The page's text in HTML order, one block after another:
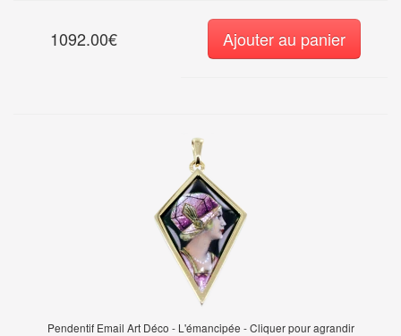
1092.00€ Ajouter au panier
Pendentif Email Art Déco - L'émancipée - Cliquer pour agrandir